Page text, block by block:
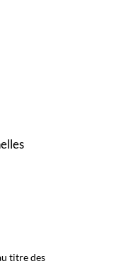
titre des